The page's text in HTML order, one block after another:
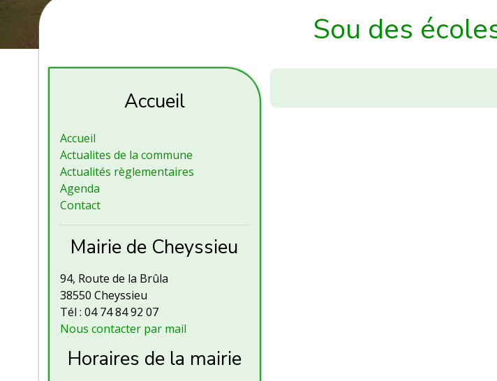
Sou des
Accueil
Accueil
Actualites de la commune
Actualités règlementaires
Agenda
Contact
Mairie de Cheyssieu
94, Route de la Brûla
38550 Cheyssieu
Tél : 04 74 84 92 07
Nous contacter par mail
Horaires de la mairie
Sou
écoles